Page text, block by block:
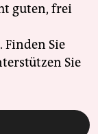
guten, frei
Finden Sie
Sie